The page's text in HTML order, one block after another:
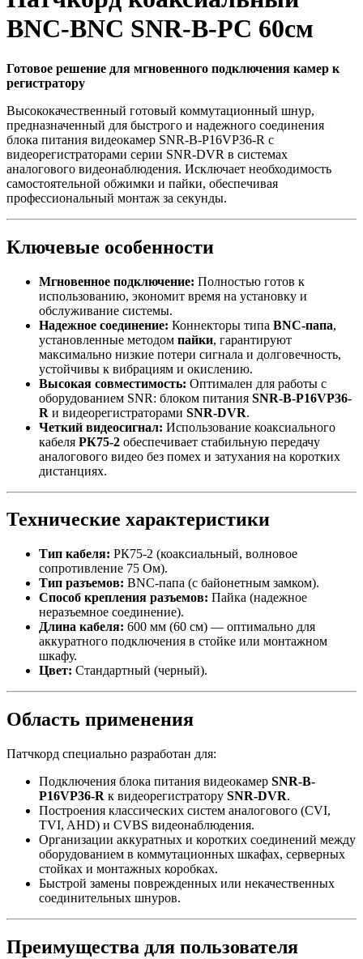
BNC-BNC SNR-B-PC 60см
Готовое решение для мгновенного подключения камер к
регистратору
Высококачественный готовый коммутационный шнур,
предназначенный для быстрого и надежного соединения
блока питания видеокамер SNR-B-P16VP36-R с
видеорегистраторами серии SNR-DVR в системах
аналогового видеонаблюдения. Исключает необходимость
самостоятельной обжимки и пайки, обеспечивая
профессиональный монтаж за секунды.
Ключевые особенности
Мгновенное подключение: Полностью готов к
использованию, экономит время на установку и
обслуживание системы.
Надежное соединение: Коннекторы типа BNC-папа,
установленные методом пайки, гарантируют
максимально низкие потери сигнала и долговечность,
устойчивы к вибрациям и окислению.
Высокая совместимость: Оптимален для работы с
оборудованием SNR: блоком питания SNR-B-P16VP36-
R и видеорегистраторами SNR-DVR.
Четкий видеосигнал: Использование коаксиального
кабеля РК75-2 обеспечивает стабильную передачу
аналогового видео без помех и затухания на коротких
дистанциях.
Технические характеристики
Тип кабеля: РК75-2 (коаксиальный, волновое
сопротивление 75 Ом).
Тип разъемов: BNC-папа (с байонетным замком).
Способ крепления разъемов: Пайка (надежное
неразъемное соединение).
Длина кабеля: 600 мм (60 см) — оптимально для
аккуратного подключения в стойке или монтажном
шкафу.
Цвет: Стандартный (черный).
Область применения
Патчкорд специально разработан для:
Подключения блока питания видеокамер SNR-B-
P16VP36-R к видеорегистратору SNR-DVR.
Построения классических систем аналогового (CVI,
TVI, AHD) и CVBS видеонаблюдения.
Организации аккуратных и коротких соединений между
оборудованием в коммутационных шкафах, серверных
стойках и монтажных коробках.
Быстрой замены поврежденных или некачественных
соединительных шнуров.
Преимущества для пользователя